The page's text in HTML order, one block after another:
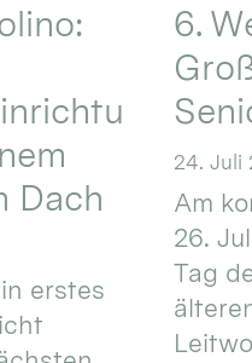
Dach
erstes
6.
24. Juli
Am
26.
Tag